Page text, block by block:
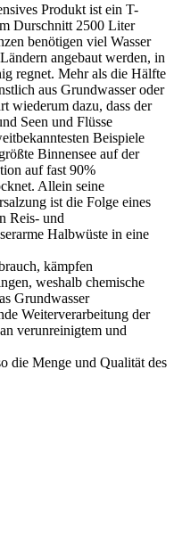
Produkt ist ein T-
Durschnitt 2500 Liter
benötigen viel Wasser
angebaut werden, in
regnet. Mehr als die Hälfte
aus Grundwasser oder
wiederum dazu, dass der
Seen und Flüsse
Beispiele
Binnensee auf der
auf fast 90%
Allein seine
ist die Folge eines
Reis- und
Halbwüste in eine
kämpfen
weshalb chemische
Grundwasser
Weiterverarbeitung der
verunreinigtem und
die Menge und Qualität des